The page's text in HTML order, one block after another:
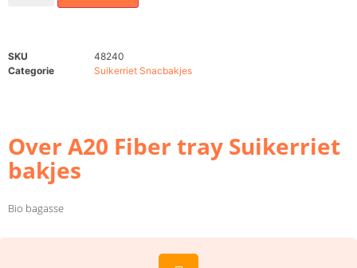
SKU
48240
Categorie
Suikerriet Snacbakjes
Over A20 Fiber tray Suikerriet
bakjes
Bio bagasse